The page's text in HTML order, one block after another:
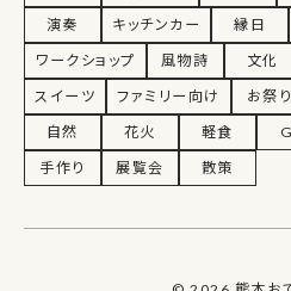
演奏
キッチンカー 縁日
ワークショップ
風物詩 文化
スイーツ
ファミリー向け お祭り
自然
花火 軽食
手作り
展覧会 散策